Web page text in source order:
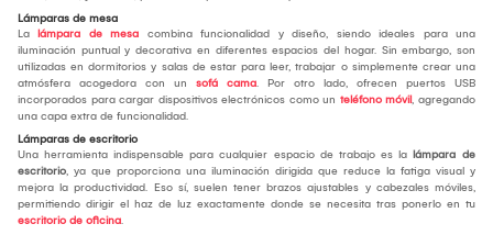
Lámparas de mesa
La lámpara de mesa combina funcionalidad y diseño, siendo ideales para una
iluminación puntual y decorativa en diferentes espacios del hogar. Sin embargo, son
utilizadas en dormitorios y salas de estar para leer, trabajar o simplemente crear una
atmósfera acogedora con un sofá cama. Por otro lado, ofrecen puertos USB
incorporados para cargar dispositivos electrónicos como un teléfono móvil, agregando
una capa extra de funcionalidad.
Lámparas de escritorio
Una herramienta indispensable para cualquier espacio de trabajo es la lámpara de
escritorio, ya que proporciona una iluminación dirigida que reduce la fatiga visual y
mejora la productividad. Eso sí, suelen tener brazos ajustables y cabezales móviles,
permitiendo dirigir el haz de luz exactamente donde se necesita tras ponerlo en tu
escritorio de oficina.